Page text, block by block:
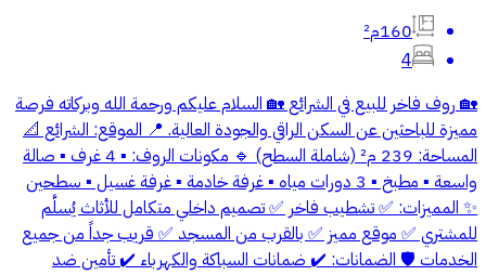
160م²
4
🏡 روف فاخر للبيع في الشرائع 🏡 السلام عليكم ورحمة الله وبركاته فرصة
مميزة للباحثين عن السكن الراقي والجودة العالية. 📍 الموقع: الشرائع 📐
المساحة: 239 م² (شاملة السطح) 🔹 مكونات الروف: ▪️ 4 غرف ▪️ صالة
واسعة ▪️ مطبخ ▪️ 3 دورات مياه ▪️ غرفة خادمة ▪️ غرفة غسيل ▪️ سطحين
✨ المميزات: ✅ تشطيب فاخر ✅ تصميم داخلي متكامل للأثاث يُسلَّم
للمشتري ✅ موقع مميز ✅ بالقرب من المسجد ✅ قريب جداً من جميع
الخدمات 🛡️ الضمانات: ✔️ ضمانات السباكة والكهرباء ✔️ تأمين ضد